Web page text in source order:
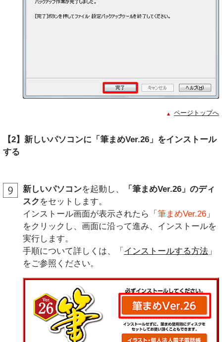
ページトップへ
【2】新しいパソコンに「筆まめVer.26」をインストール
する
新しいパソコンを起動し、
「筆まめVer.26」のディ
スク をセットします。
インストール画面が表示されたら「 筆まめVer.26 」
をクリックし、画面に沿って進み、インストールを
実行します。
手順について詳しくは、「 インストールする方法 」
をご参照ください。